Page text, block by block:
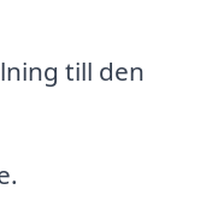
till den